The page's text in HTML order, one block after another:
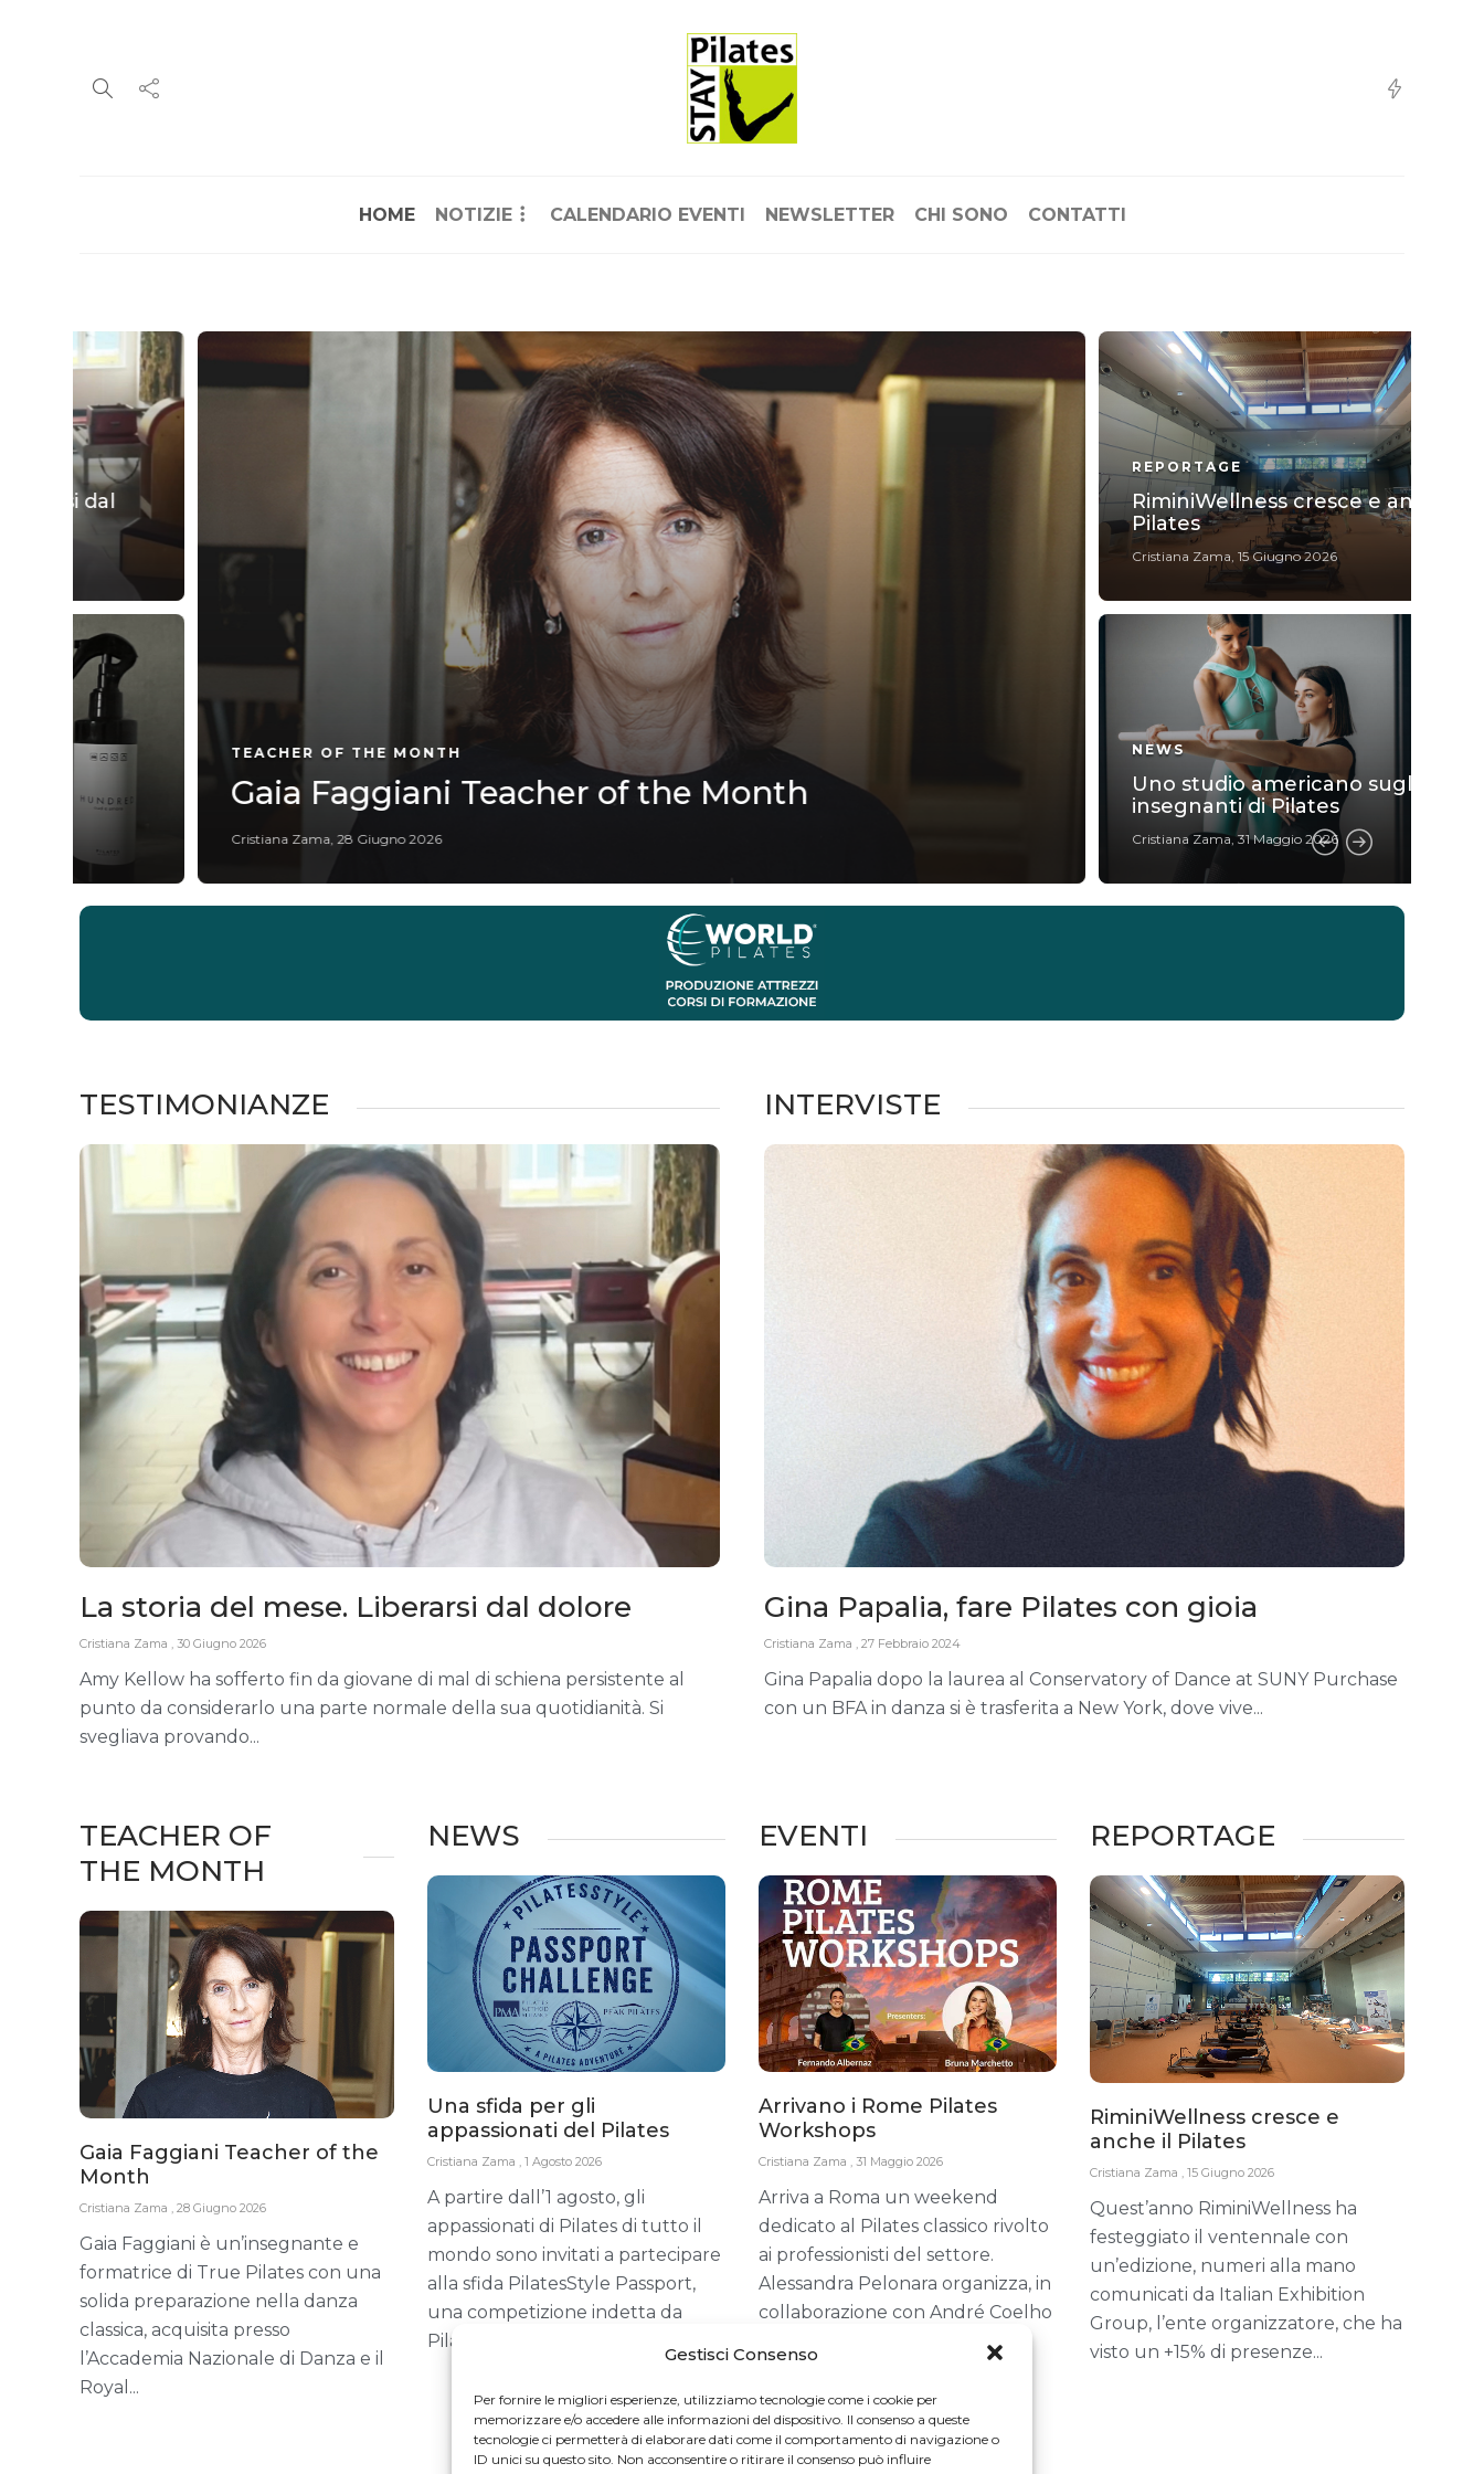
Gestisci Consenso
Per fornire le migliori esperienze, utilizziamo tecnologie come i cookie per
memorizzare e/o accedere alle informazioni del dispositivo. Il consenso a queste
tecnologie ci permetterà di elaborare dati come il comportamento di navigazione o
ID unici su questo sito. Non acconsentire o ritirare il consenso può influire
HOME NOTIZIE CALENDARIO EVENTI NEWSLETTER CHI SONO CONTATTI
TEACHER OF THE MONTH
Gaia Faggiani Teacher of the Month
28 Giugno 2026
RiminiWellness cresce e anche il
15 Giugno 2026
Uno studio americano sugli
insegnanti di Pilates
31 Maggio 2026
TESTIMONIANZE
La storia del mese. Liberarsi dal dolore
Cristiana Zama 30 Giugno 2026
Amy Kellow ha sofferto fin da giovane di mal di schiena persistente al
punto da considerarlo una parte normale della sua quotidianità. Si
svegliava provando
INTERVISTE
Gina Papalia, fare Pilates con gioia
Cristiana Zama 27 Febbraio 2024
Gina Papalia dopo la laurea al Conservatory of Dance at SUNY Purchase
con un BFA in danza si è trasferita a New York, dove vive
TEACHER OF
THE MONTH
Gaia Faggiani Teacher of the
Month
Cristiana Zama 28 Giugno 2026
Gaia Faggiani è un’insegnante e
formatrice di True Pilates con una
solida preparazione nella danza
classica, acquisita presso
l’Accademia Nazionale di Danza e il
Royal
NEWS
Una sfida per gli
appassionati del Pilates
Cristiana Zama 1 Agosto 2026
A partire dall’1 agosto, gli
appassionati di Pilates di tutto il
mondo sono invitati a partecipare
alla sfida PilatesStyle Passport,
una competizione indetta da
PilatesStyle
EVENTI
Arrivano i Rome Pilates
Workshops
Cristiana Zama 31 Maggio 2026
Arriva a Roma un weekend
dedicato al Pilates classico rivolto
ai professionisti del settore.
Alessandra Pelonara organizza, in
collaborazione con André Coelho
REPORTAGE
RiminiWellness cresce e
anche il Pilates
Cristiana Zama 15 Giugno 2026
Quest’anno RiminiWellness ha
festeggiato il ventennale con
un’edizione, numeri alla mano
comunicati da Italian Exhibition
Group, l’ente organizzatore, che ha
visto un +15% di presenze